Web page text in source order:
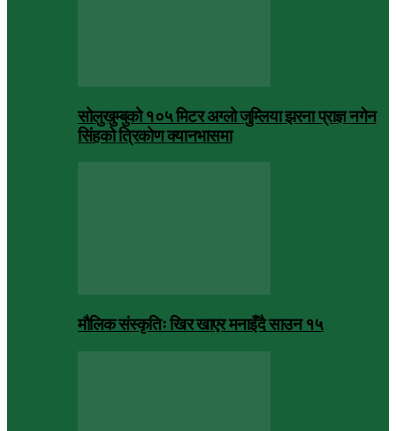
सोलुखुम्बुको १०५ मिटर अग्लो जुम्लिया झरना प्राज्ञ नगेन
सिंहको त्रिकोण क्यानभासमा
मौलिक संस्कृतिः खिर खाएर मनाइँदै साउन १५